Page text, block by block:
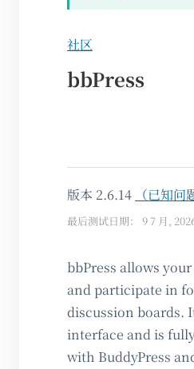
社区
bbPress
版本 2.6.14 （已知问
最后测试日期： 9 7 月,
bbPress allows
and participate in
discussion boards.
interface and is
with BuddyPress